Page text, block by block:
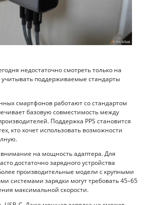
недостаточно смотреть только на
поддерживаемые стандарты
смартфонов работают со стандартом
базовую совместимость между
Поддержка PPS становится
кто хочет использовать возможности
на мощность адаптера. Для
достаточно зарядного устройства
производительные модели с крупными
системами зарядки могут требовать 45–65
максимальной скорости.